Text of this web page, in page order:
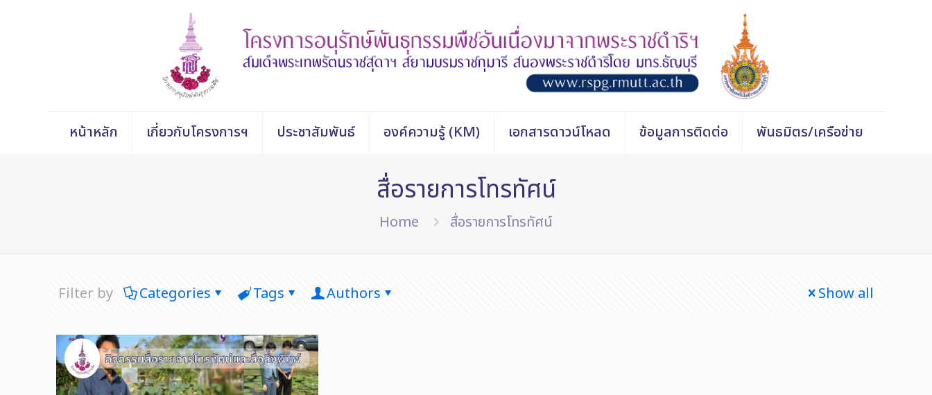
หน้าหลัก เกี่ยวกับโครงการฯ ประชาสัมพันธ์ องค์ความรู้ (KM) เอกสารดาวน์โหลด ข้อมูลการติดต่อ พันธมิตร/เครือข่าย
สื่อรายการโทรทัศน์
Home สื่อรายการโทรทัศน์
Filter by Categories Tags Authors Show all